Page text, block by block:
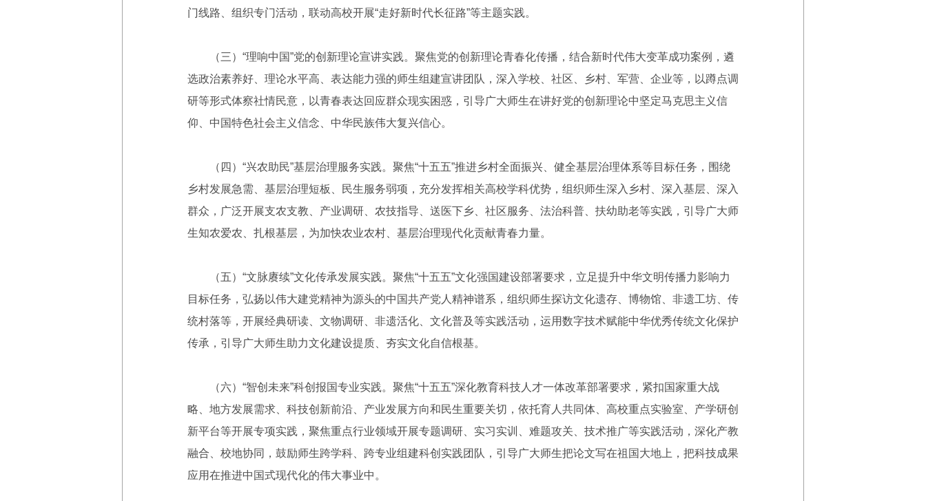
门线路、组织专门活动，联动高校开展“走好新时代长征路”等主题实践。
（三）“理响中国”党的创新理论宣讲实践。聚焦党的创新理论青春化传播，结合新时代伟大变革成功案例，遴
选政治素养好、理论水平高、表达能力强的师生组建宣讲团队，深入学校、社区、乡村、军营、企业等，以蹲点调
研等形式体察社情民意，以青春表达回应群众现实困惑，引导广大师生在讲好党的创新理论中坚定马克思主义信
仰、中国特色社会主义信念、中华民族伟大复兴信心。
（四）“兴农助民”基层治理服务实践。聚焦“十五五”推进乡村全面振兴、健全基层治理体系等目标任务，围绕
乡村发展急需、基层治理短板、民生服务弱项，充分发挥相关高校学科优势，组织师生深入乡村、深入基层、深入
群众，广泛开展支农支教、产业调研、农技指导、送医下乡、社区服务、法治科普、扶幼助老等实践，引导广大师
生知农爱农、扎根基层，为加快农业农村、基层治理现代化贡献青春力量。
（五）“文脉赓续”文化传承发展实践。聚焦“十五五”文化强国建设部署要求，立足提升中华文明传播力影响力
目标任务，弘扬以伟大建党精神为源头的中国共产党人精神谱系，组织师生探访文化遗存、博物馆、非遗工坊、传
统村落等，开展经典研读、文物调研、非遗活化、文化普及等实践活动，运用数字技术赋能中华优秀传统文化保护
传承，引导广大师生助力文化建设提质、夯实文化自信根基。
（六）“智创未来”科创报国专业实践。聚焦“十五五”深化教育科技人才一体改革部署要求，紧扣国家重大战
略、地方发展需求、科技创新前沿、产业发展方向和民生重要关切，依托育人共同体、高校重点实验室、产学研创
新平台等开展专项实践，聚焦重点行业领域开展专题调研、实习实训、难题攻关、技术推广等实践活动，深化产教
融合、校地协同，鼓励师生跨学科、跨专业组建科创实践团队，引导广大师生把论文写在祖国大地上，把科技成果
应用在推进中国式现代化的伟大事业中。